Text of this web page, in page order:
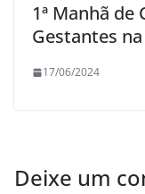
1ª Manhã de
Gestantes
17/06/2024
Deixe um